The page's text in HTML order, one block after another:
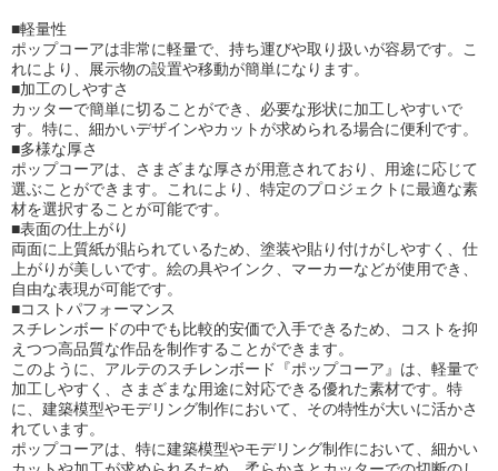
■軽量性
ポップコーアは非常に軽量で、持ち運びや取り扱いが容易です。こ
れにより、展示物の設置や移動が簡単になります。
■加工のしやすさ
カッターで簡単に切ることができ、必要な形状に加工しやすいで
す。特に、細かいデザインやカットが求められる場合に便利です。
■多様な厚さ
ポップコーアは、さまざまな厚さが用意されており、用途に応じて
選ぶことができます。これにより、特定のプロジェクトに最適な素
材を選択することが可能です。
■表面の仕上がり
両面に上質紙が貼られているため、塗装や貼り付けがしやすく、仕
上がりが美しいです。絵の具やインク、マーカーなどが使用でき、
自由な表現が可能です。
■コストパフォーマンス
スチレンボードの中でも比較的安価で入手できるため、コストを抑
えつつ高品質な作品を制作することができます。
このように、アルテのスチレンボード『ポップコーア』は、軽量で
加工しやすく、さまざまな用途に対応できる優れた素材です。特
に、建築模型やモデリング制作において、その特性が大いに活かさ
れています。
ポップコーアは、特に建築模型やモデリング制作において、細かい